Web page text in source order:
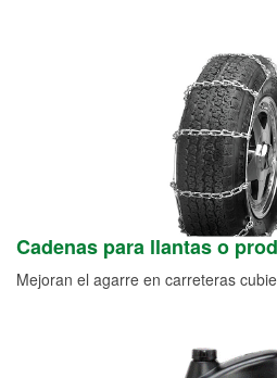
Cadenas para llantas o
Mejoran el agarre en carreteras